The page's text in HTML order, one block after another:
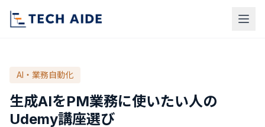
AI・業務自動化
生成AIをPM業務に使いたい人の
Udemy講座選び